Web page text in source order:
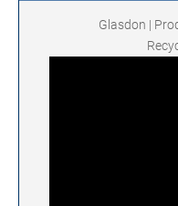
Glasdon |